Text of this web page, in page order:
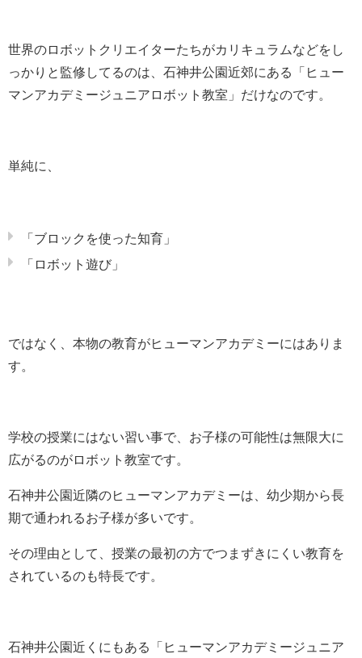
世界のロボットクリエイターたちがカリキュラムなどをし
っかりと監修してるのは、石神井公園近郊にある「ヒュー
マンアカデミージュニアロボット教室」だけなのです。
単純に、
「ブロックを使った知育」
「ロボット遊び」
ではなく、本物の教育がヒューマンアカデミーにはありま
す。
学校の授業にはない習い事で、お子様の可能性は無限大に
広がるのがロボット教室です。
石神井公園近隣のヒューマンアカデミーは、幼少期から長
期で通われるお子様が多いです。
その理由として、授業の最初の方でつまずきにくい教育を
されているのも特長です。
石神井公園近くにもある「ヒューマンアカデミージュニア